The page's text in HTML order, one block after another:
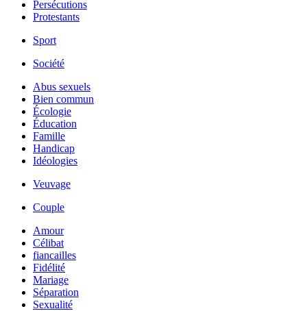
Persécutions
Protestants
Sport
Société
Abus sexuels
Bien commun
Écologie
Éducation
Famille
Handicap
Idéologies
Veuvage
Couple
Amour
Célibat
fiancailles
Fidélité
Mariage
Séparation
Sexualité